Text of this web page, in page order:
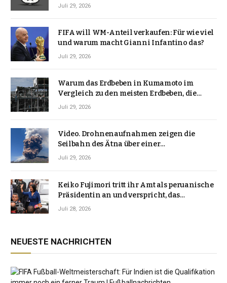
Juli 29, 2026
FIFA will WM-Anteil verkaufen: Für wie viel
und warum macht Gianni Infantino das?
Juli 29, 2026
Warum das Erdbeben in Kumamoto im
Vergleich zu den meisten Erdbeben, die
Japan erschütterten, ungewöhnlich ist
Juli 29, 2026
Video. Drohnenaufnahmen zeigen die
Seilbahn des Ätna über einer
Vulkanlandschaft
Juli 29, 2026
Keiko Fujimori tritt ihr Amt als peruanische
Präsidentin an und verspricht, das
Jahrzehnt der Instabilität zu beenden
Juli 28, 2026
NEUESTE NACHRICHTEN